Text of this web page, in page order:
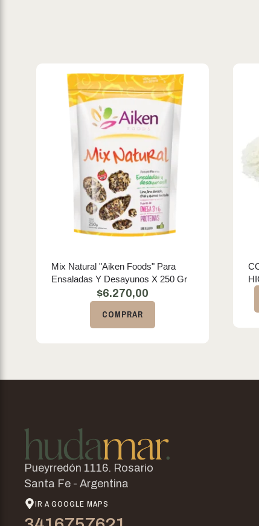
Mix Natural "Aiken Foods" Para
Ensaladas Y Desayunos X 250 Gr
$6.270,00
COMPRAR
Pueyrredón 1116. Rosario
Santa Fe - Argentina
IR A GOOGLE MAPS